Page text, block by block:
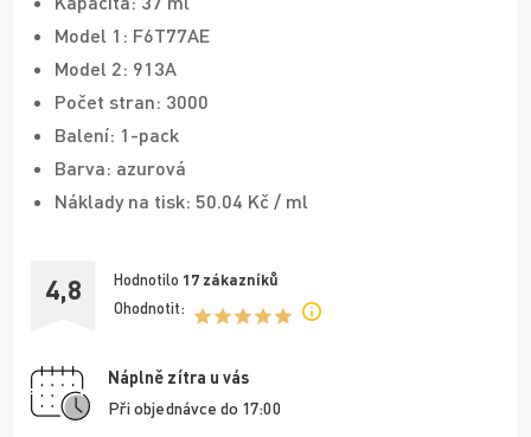
Model 1: F6T77AE
Model 2: 913A
Počet stran: 3000
Balení: 1-pack
Barva: azurová
Náklady na tisk: 50.04 Kč / ml
4,8 Hodnotilo 17 zákazníků
Ohodnotit:
Náplně zítra u vás
Při objednávce do 17:00